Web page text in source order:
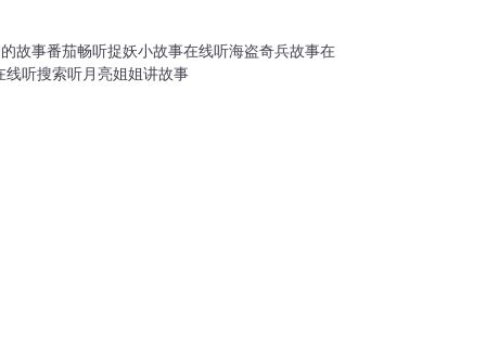
故事番茄畅听捉妖小故事在线听海盗奇兵故事在
线听搜索听月亮姐姐讲故事